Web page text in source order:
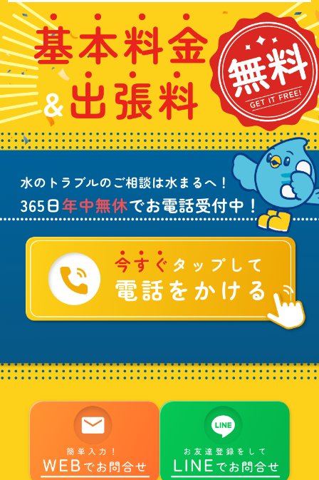
合
わ
せ
は
こ
ち
ら
本
料
金
&
出
張
料
無
料
漏
れ
や
詰
ま
り
、
水
の
ラ
ブ
6
日
年
中
無
休
で
お
話
受